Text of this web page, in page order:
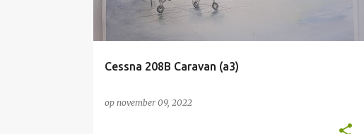
Cessna 208B Caravan (a3)
op november 09, 2022